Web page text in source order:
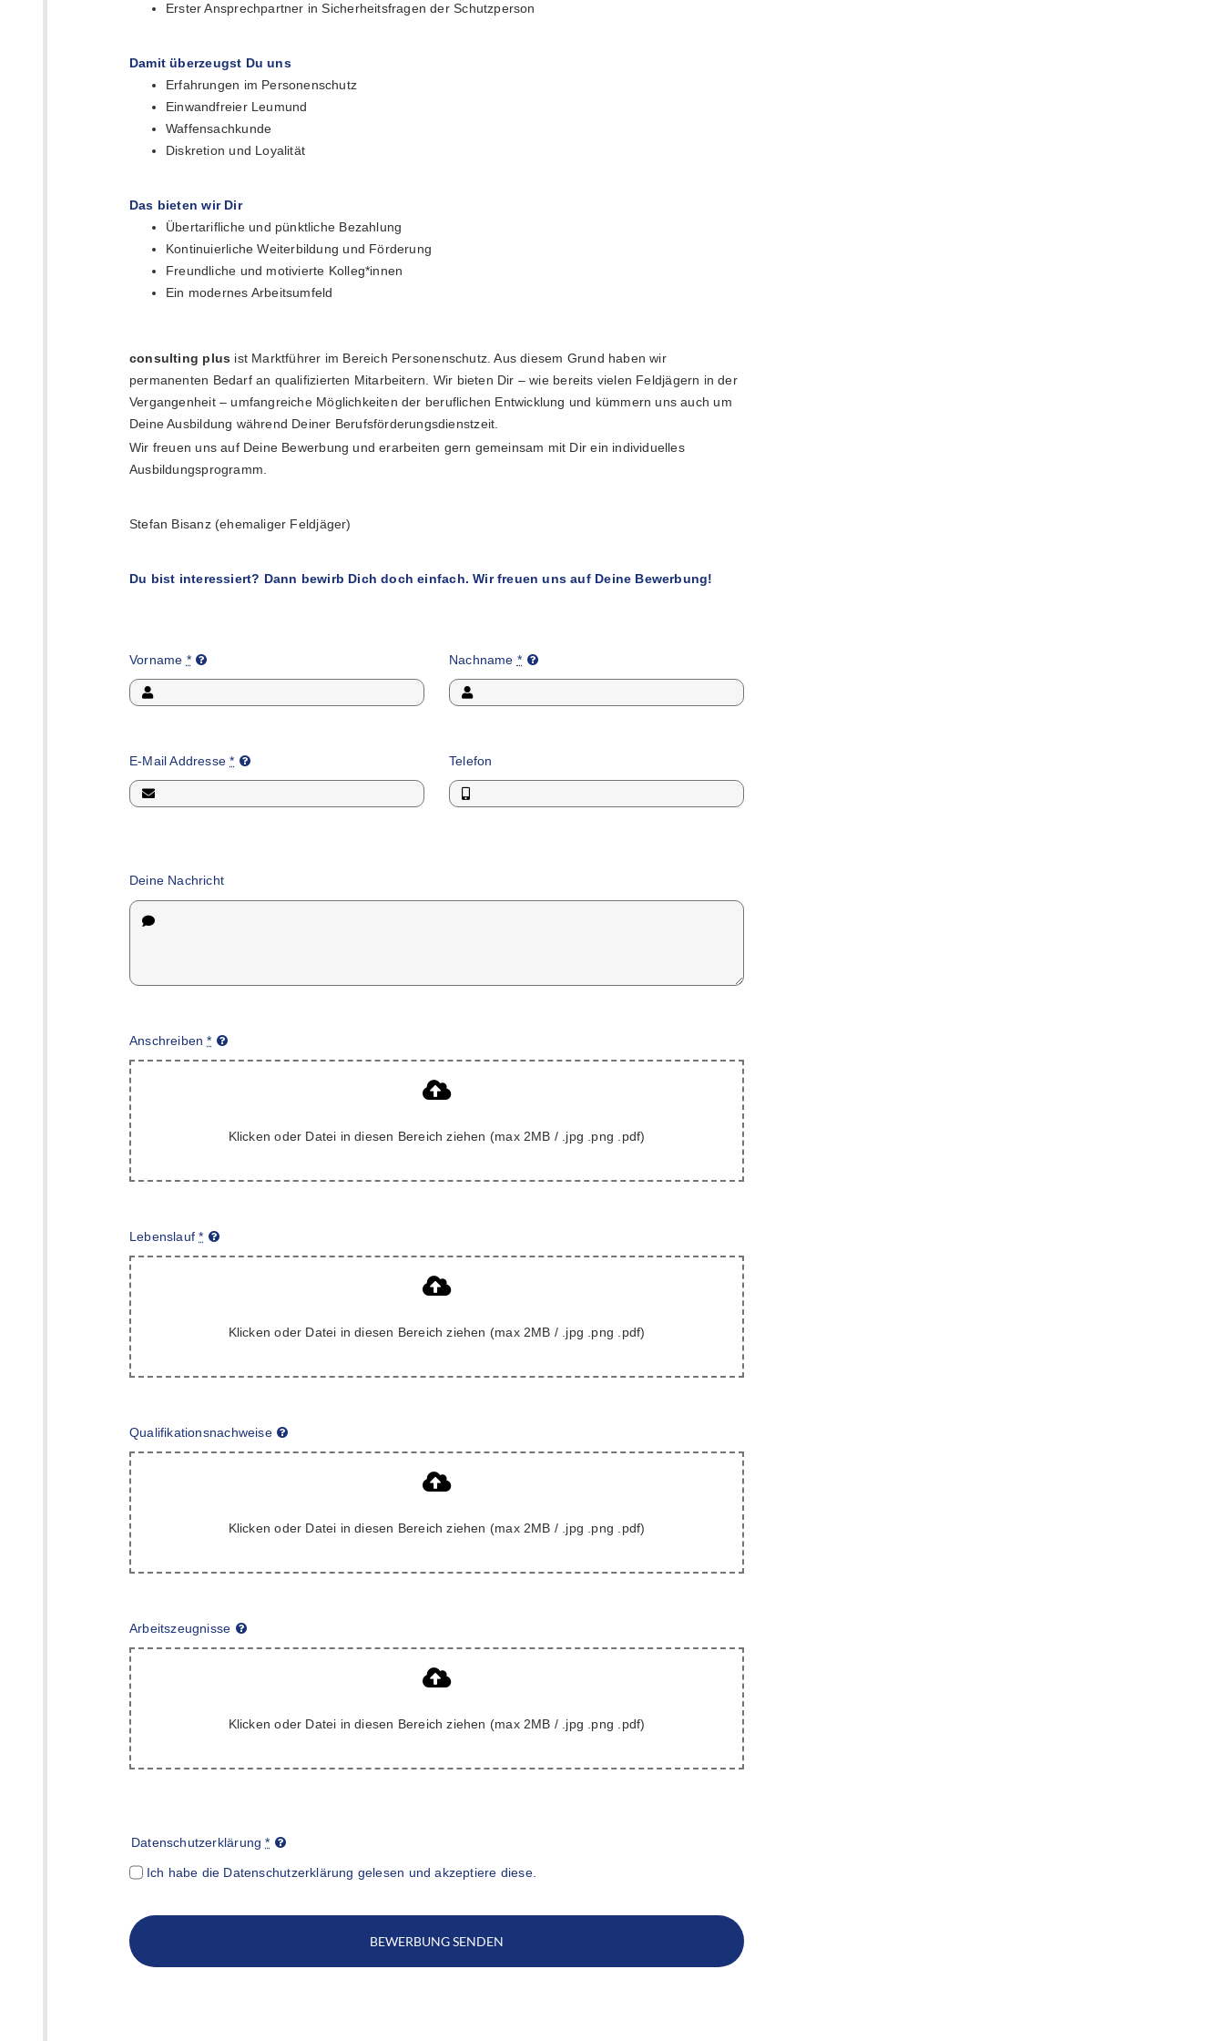
Erster Ansprechpartner in Sicherheitsfragen der Schutzperson
Damit überzeugst Du uns
Erfahrungen im Personenschutz
Einwandfreier Leumund
Waffensachkunde
Diskretion und Loyalität
Das bieten wir Dir
Übertarifliche und pünktliche Bezahlung
Kontinuierliche Weiterbildung und Förderung
Freundliche und motivierte Kolleg*innen
Ein modernes Arbeitsumfeld
consulting plus ist Marktführer im Bereich Personenschutz. Aus diesem Grund haben wir
permanenten Bedarf an qualifizierten Mitarbeitern. Wir bieten Dir – wie bereits vielen Feldjägern in der
Vergangenheit – umfangreiche Möglichkeiten der beruflichen Entwicklung und kümmern uns auch um
Deine Ausbildung während Deiner Berufsförderungsdienstzeit.
Wir freuen uns auf Deine Bewerbung und erarbeiten gern gemeinsam mit Dir ein individuelles
Ausbildungsprogramm.
Stefan Bisanz (ehemaliger Feldjäger)
Du bist interessiert? Dann bewirb Dich doch einfach. Wir freuen uns auf Deine Bewerbung!
Vorname * Nachname *
E-Mail Addresse* Telefon
Deine Nachricht
Anschreiben*
Klicken oder Datei in diesen Bereich ziehen (max 2MB / .jpg .png .pdf)
Lebenslauf*
Klicken oder Datei in diesen Bereich ziehen (max 2MB / .jpg .png .pdf)
Qualifikationsnachweise
Klicken oder Datei in diesen Bereich ziehen (max 2MB / .jpg .png .pdf)
Arbeitszeugnisse
Klicken oder Datei in diesen Bereich ziehen (max 2MB / .jpg .png .pdf)
Datenschutzerklärung*
Ich habe die Datenschutzerklärung gelesen und akzeptiere diese.
BEWERBUNG SENDEN